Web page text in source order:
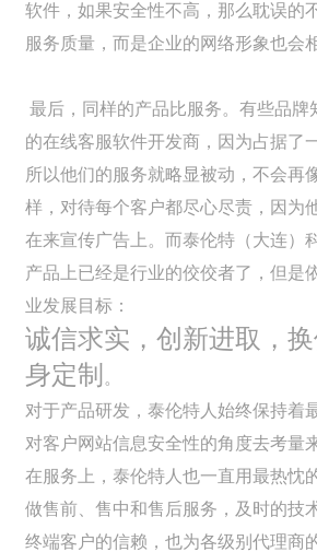
软件，如果安全性不高，那么耽误的
服务质量，而是企业的网络形象也会
最后，同样的产品比服务。有些品牌
的在线客服软件开发商，因为占据了
所以他们的服务就略显被动，不会再
样，对待每个客户都尽心尽责，因为
在来宣传广告上。而泰伦特（大连）
产品上已经是行业的佼佼者了，但是
业发展目标：
诚信求实，创新进取，
身定制 。
对于产品研发，泰伦特人始终保持着
对客户网站信息安全性的角度去考量
在服务上，泰伦特人也一直用最热忱
做售前、售中和售后服务，及时的技
终端客户的信赖，也为各级别代理商